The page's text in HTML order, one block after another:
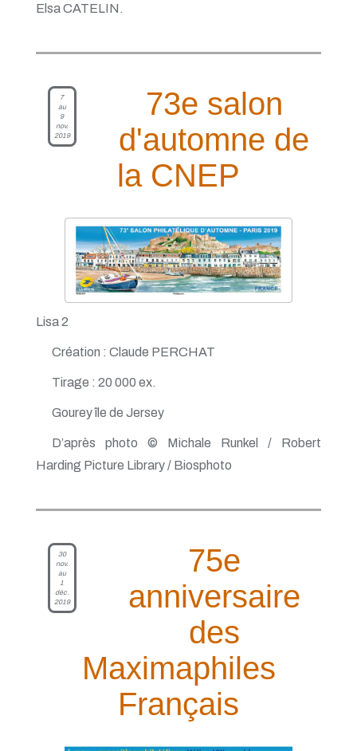
Elsa CATELIN.
7
au
9
nov.
2019
73e salon
d'automne de
la CNEP
Lisa 2
Création : Claude PERCHAT
Tirage : 20 000 ex.
Gourey île de Jersey
D’après photo © Michale Runkel / Robert
Harding Picture Library / Biosphoto
30
nov.
au
1
déc.
2019
75e
anniversaire
des
Maximaphiles
Français